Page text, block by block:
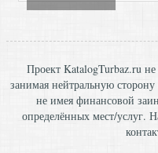
Проект KatalogTurbaz.ru
занимая нейтральную
не имея финансовой
определённых мест/услуг.